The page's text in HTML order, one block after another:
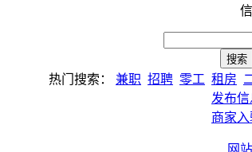
热门搜索： 兼职 招聘 零工 租房
发布信
商家入
网